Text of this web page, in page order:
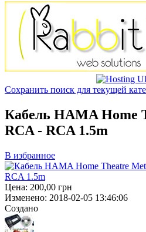
Сохранить поиск для текущей
Кабель HAMA Home
RCA - RCA 1.5m
В избранное
Цена: 200,00 грн
Изменено: 2018-02-05 13:46:06
Создано